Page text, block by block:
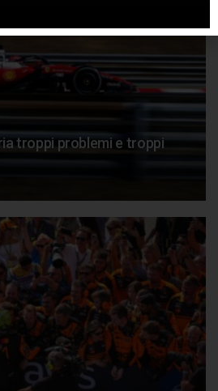
troppi problemi e troppi